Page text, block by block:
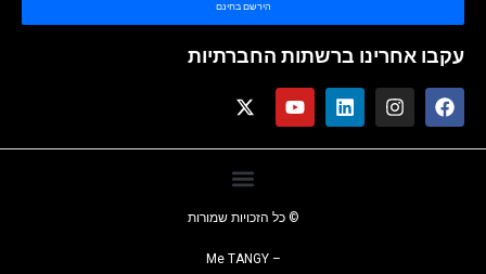
הירשם בחינם
עקבו אחרינו ברשתות החברתיות
© כל הזכויות שמורות
– Me TANGY